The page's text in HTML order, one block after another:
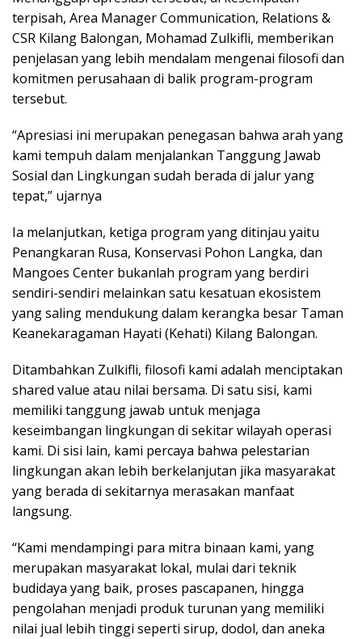
terpisah, Area Manager Communication, Relations &
CSR Kilang Balongan, Mohamad Zulkifli, memberikan
penjelasan yang lebih mendalam mengenai filosofi dan
komitmen perusahaan di balik program-program
tersebut.
“Apresiasi ini merupakan penegasan bahwa arah yang
kami tempuh dalam menjalankan Tanggung Jawab
Sosial dan Lingkungan sudah berada di jalur yang
tepat,” ujarnya
Ia melanjutkan, ketiga program yang ditinjau yaitu
Penangkaran Rusa, Konservasi Pohon Langka, dan
Mangoes Center bukanlah program yang berdiri
sendiri-sendiri melainkan satu kesatuan ekosistem
yang saling mendukung dalam kerangka besar Taman
Keanekaragaman Hayati (Kehati) Kilang Balongan.
Ditambahkan Zulkifli, filosofi kami adalah menciptakan
shared value atau nilai bersama. Di satu sisi, kami
memiliki tanggung jawab untuk menjaga
keseimbangan lingkungan di sekitar wilayah operasi
kami. Di sisi lain, kami percaya bahwa pelestarian
lingkungan akan lebih berkelanjutan jika masyarakat
yang berada di sekitarnya merasakan manfaat
langsung.
“Kami mendampingi para mitra binaan kami, yang
merupakan masyarakat lokal, mulai dari teknik
budidaya yang baik, proses pascapanen, hingga
pengolahan menjadi produk turunan yang memiliki
nilai jual lebih tinggi seperti sirup, dodol, dan aneka